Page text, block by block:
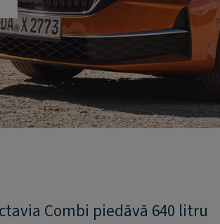
Combi piedāvā 640 litru